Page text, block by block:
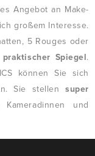
Angebot an Make-
großem Interesse.
5 Rouges oder
praktischer Spiegel.
können Sie sich
Sie stellensuper
und